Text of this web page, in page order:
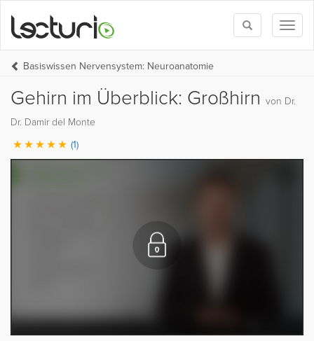
Toggle
search
Basiswissen Nervensystem: Neuroanatomie
Gehirn im Überblick: Großhirn von Dr.
Dr. Damir del Monte
(1)